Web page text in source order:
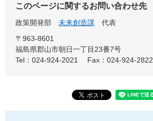
このページに関するお問い合わせ先
政策開発部 未来創造課
代表
〒963-8601
福島県郡山市朝日一丁目23番7号
Tel：024-924-2021
Fax：024-924-2822